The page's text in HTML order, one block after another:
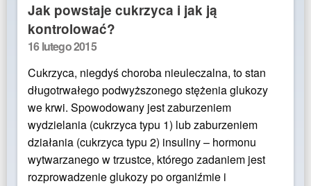
Jak powstaje cukrzyca i jak ją
kontrolować?
Posted
16 lutego 2015
Cukrzyca, niegdyś choroba nieuleczalna, to stan
długotrwałego podwyższonego stężenia glukozy
we krwi. Spowodowany jest zaburzeniem
wydzielania (cukrzyca typu 1) lub zaburzeniem
działania (cukrzyca typu 2) insuliny – hormonu
wytwarzanego w trzustce, którego zadaniem jest
rozprowadzenie glukozy po organiźmie i